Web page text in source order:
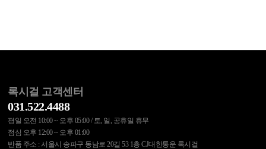
록시걸 고객센터
031.522.4488
평일 오전 10:00 ~ 오후 05:00 / 토, 일, 공휴일 휴무
점심 오후 12:00 ~ 오후 01:00
반품 주소 : 서울시 송파구 동남로 20길 53 1층 CJ대한통운 록시걸